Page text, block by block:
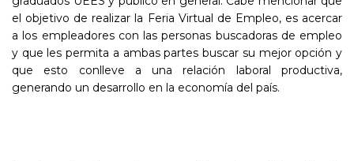
el objetivo de realizar la Feria Virtual de Empleo, es acercar
a los empleadores con las personas buscadoras de empleo
y que les permita a ambas partes buscar su mejor opción y
que esto conlleve a una relación laboral productiva,
generando un desarrollo en la economía del país.